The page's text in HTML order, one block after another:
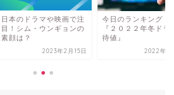
今日のランキング・・・
『２０２２年冬ドラマ期
待値』
2022年1月11日
ドラマ『ファイトソ
グ』が面白い！！俊
は有名人の長男だっ